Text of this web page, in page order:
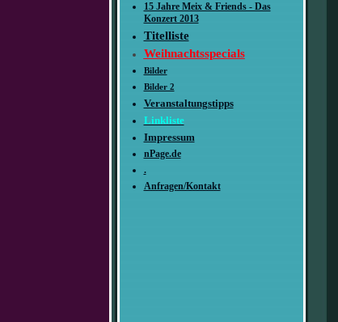
15 Jahre Meix & Friends - Das
Konzert 2013
Titelliste
Weihnachtsspecials
Bilder
Bilder 2
Veranstaltungstipps
Linkliste
Impressum
nPage.de
.
Anfragen/Kontakt